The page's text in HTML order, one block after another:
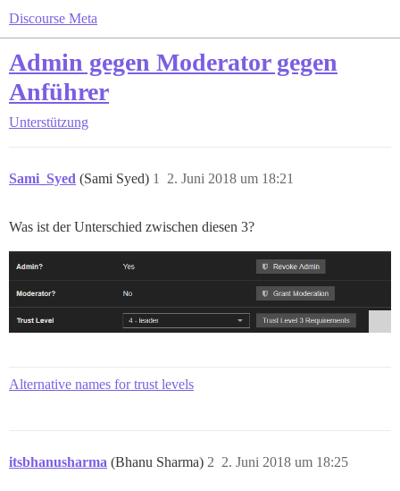
Discourse Meta
Admin gegen Moderator gegen
Anführer
Unterstützung
Sami_Syed (Sami Syed) 2. Juni 2018 um 18:21
1
Was ist der Unterschied zwischen diesen 3?
Alternative names for trust levels
itsbhanusharma (Bhanu Sharma) 2. Juni 2018 um 18:25
2